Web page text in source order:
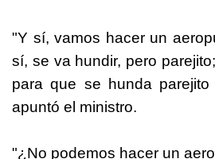
"Y sí, vamos hacer un
sí, se va hundir, pero
para que se hunda
apuntó el ministro.
"¿No podemos hacer un